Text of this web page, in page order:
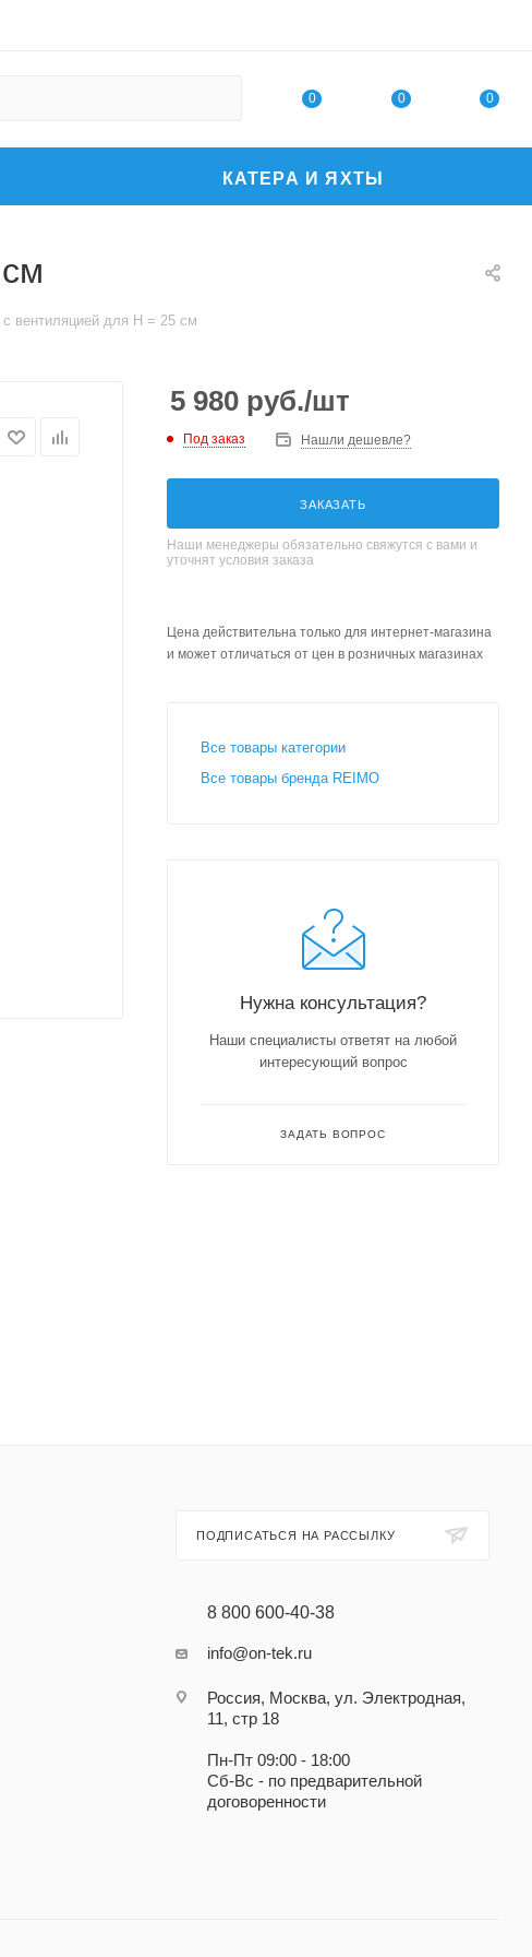
0 0 0
КАТЕРА И ЯХТЫ
вентиляцией для H = 25 см
5 980 руб./шт
Под заказ Нашли дешевле?
ЗАКАЗАТЬ
Наши менеджеры обязательно свяжутся с вами и
уточнят условия заказа
Цена действительна только для интернет-магазина
и может отличаться от цен в розничных магазинах
Все товары категории
Все товары бренда REIMO
Нужна консультация?
Наши специалисты ответят на любой
интересующий вопрос
ЗАДАТЬ ВОПРОС
ПОДПИСАТЬСЯ НА РАССЫЛКУ
8 800 600-40-38
info@on-tek.ru
Россия, Москва, ул. Электродная,
11, стр 18
Пн-Пт 09:00 - 18:00
Сб-Вс - по предварительной
договоренности